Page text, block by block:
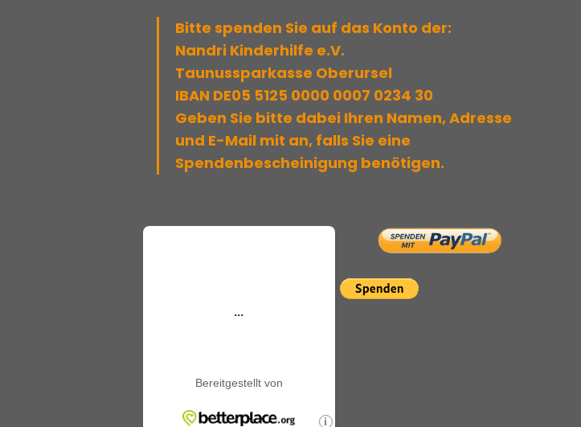
Bitte spenden Sie auf das Konto der:
Nandri Kinderhilfe e.V.
Taunussparkasse Oberursel
IBAN DE05 5125 0000 0007 0234 30
Geben Sie bitte dabei Ihren Namen, Adresse
und E-Mail mit an, falls Sie eine
Spendenbescheinigung benötigen.